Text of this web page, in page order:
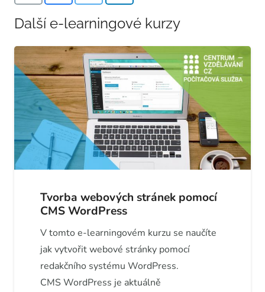
Další e-learningové kurzy
Tvorba webových stránek pomocí
CMS WordPress
V tomto e-learningovém kurzu se naučíte
jak vytvořit webové stránky pomocí
redakčního systému WordPress.
CMS WordPress je aktuálně